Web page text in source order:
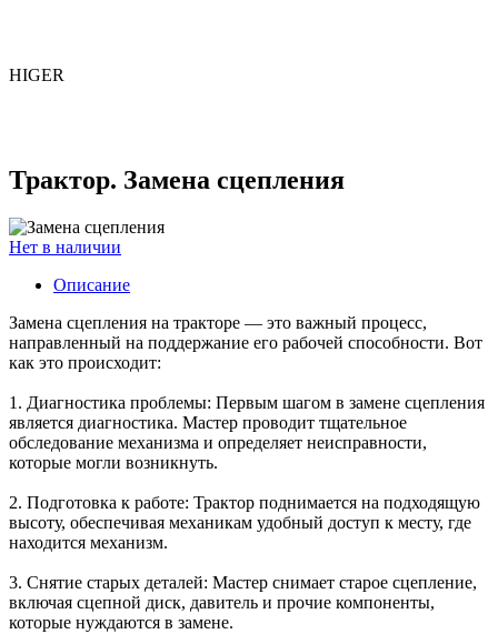
HIGER
Трактор. Замена сцепления
Нет в наличии
Описание
Замена сцепления на тракторе — это важный процесс,
направленный на поддержание его рабочей способности. Вот
как это происходит:
1. Диагностика проблемы: Первым шагом в замене сцепления
является диагностика. Мастер проводит тщательное
обследование механизма и определяет неисправности,
которые могли возникнуть.
2. Подготовка к работе: Трактор поднимается на подходящую
высоту, обеспечивая механикам удобный доступ к месту, где
находится механизм.
3. Снятие старых деталей: Мастер снимает старое сцепление,
включая сцепной диск, давитель и прочие компоненты,
которые нуждаются в замене.